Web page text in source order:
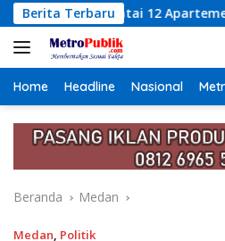
Langsung
ke
konten
Berita TerbaruBerawal dari Pesan
Home Headline Nasional
Beranda Medan
Medan, Politik